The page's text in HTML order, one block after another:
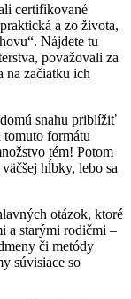
certifikované
a zo života,
Nájdete tu
považovali za
na začiatku ich
snahu priblížiť
formátu
tém! Potom
hĺbky, lebo sa
otázok, ktoré
a starými rodičmi –
či metódy
súvisiace so